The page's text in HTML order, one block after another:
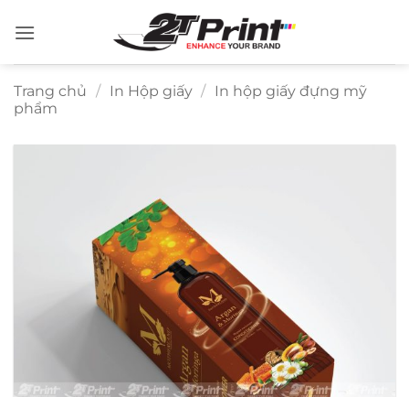
qua
Trang chủ / In Hộp giấy / In hộp giấy đựng mỹ
phẩm